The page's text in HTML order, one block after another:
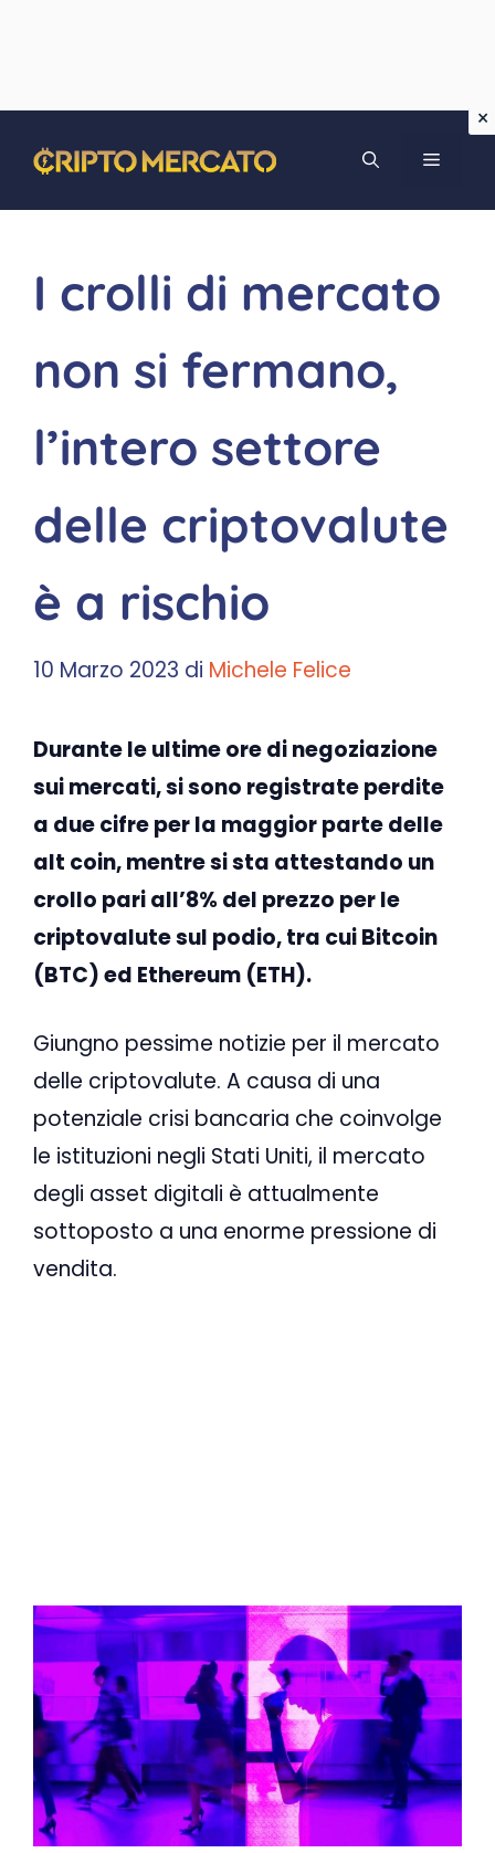
contenuto
MENU
I crolli di mercato
non si fermano,
l’intero settore
delle criptovalute
è a rischio
10 Marzo 2023 di Michele Felice
Durante le ultime ore di negoziazione
sui mercati, si sono registrate perdite
a due cifre per la maggior parte delle
alt coin, mentre si sta attestando un
crollo pari all’8% del prezzo per le
criptovalute sul podio, tra cui Bitcoin
(BTC) ed Ethereum (ETH).
Giungno pessime notizie per il mercato
delle criptovalute. A causa di una
potenziale crisi bancaria che coinvolge
le istituzioni negli Stati Uniti, il mercato
degli asset digitali è attualmente
sottoposto a una enorme pressione di
vendita.